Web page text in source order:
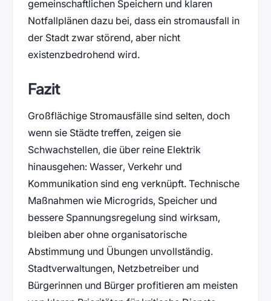
gemeinschaftlichen Speichern und klaren
Notfallplänen dazu bei, dass ein stromausfall in
der Stadt zwar störend, aber nicht
existenzbedrohend wird.
Fazit
Großflächige Stromausfälle sind selten, doch
wenn sie Städte treffen, zeigen sie
Schwachstellen, die über reine Elektrik
hinausgehen: Wasser, Verkehr und
Kommunikation sind eng verknüpft. Technische
Maßnahmen wie Microgrids, Speicher und
bessere Spannungsregelung sind wirksam,
bleiben aber ohne organisatorische
Abstimmung und Übungen unvollständig.
Stadtverwaltungen, Netzbetreiber und
Bürgerinnen und Bürger profitieren am meisten